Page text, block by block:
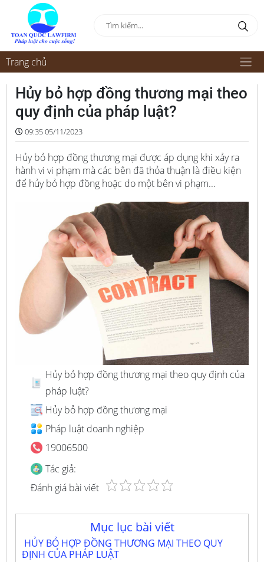
Trang chủ
Hủy bỏ hợp đồng thương mại theo
quy định của pháp luật?
09:35 05/11/2023
Hủy bỏ hợp đồng thương mại được áp dụng khi xảy ra
hành vi vi phạm mà các bên đã thỏa thuận là điều kiện
để hủy bỏ hợp đồng hoặc do một bên vi phạm...
Hủy bỏ hợp đồng thương mại theo quy định của
pháp luật?
Hủy bỏ hợp đồng thương mại
Pháp luật doanh nghiệp
19006500
Tác giả:
Đánh giá bài viết
Mục lục bài viết
HỦY BỎ HỢP ĐỒNG THƯƠNG MẠI THEO QUY
ĐỊNH CỦA PHÁP LUẬT